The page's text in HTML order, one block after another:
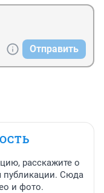
Отправить
расскажите о
публикации. Сюда
и фото.